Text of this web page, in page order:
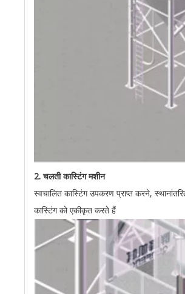
2. चलती कास्टिंग मशीन
स्वचालित कास्टिंग उपकरण प्राप्त करने,
कास्टिंग को एकीकृत करते हैं